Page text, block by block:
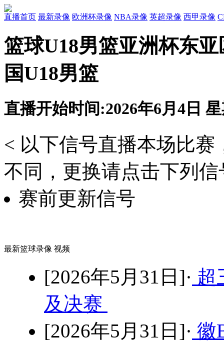
直播首页 最新录像 欧洲杯录像 NBA录像 英超录像 西甲录像
篮球U18男篮亚洲杯东
国U18男篮
直播开始时间:2026年6月4日
< 以下信号直播本场比
不同，更换请点击下列信
赛前更新信号
最新篮球录像 视频
[2026年5月31日]· 超
及决赛
[2026年5月31日]· 徽